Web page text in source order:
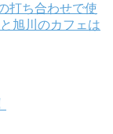
打ち合わせで使
旭川のカフェは